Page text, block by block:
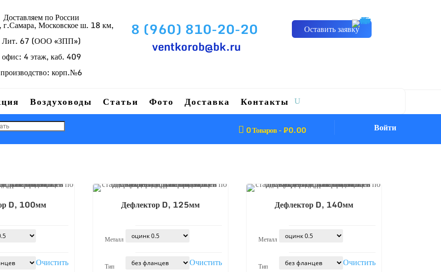
Доставляем по России
Московское ш. 18 км,
Лит. 67 (ООО «ЗПП»)
офис: 4 этаж, каб. 409
производство: корп.№6
8 (960) 810-20-20
ventkorob@bk.ru
Оставить заявку
Воздуховоды Статьи Фото Доставка Контакты
 0 Товаров -₽0.00 Войти
D, 100мм
Очистить
Дефлектор D, 125мм
Металл
Тип Очистить
Дефлектор D, 140мм
Металл
Тип Очистить